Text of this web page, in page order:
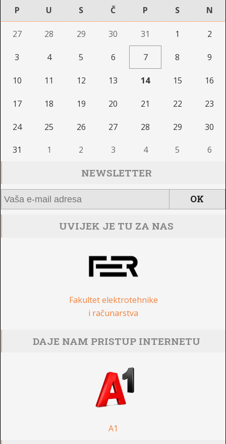
P U S Č P S N
27 28 29 30 31 1 2
3 4 5 6 7 8 9
10 11 12 13 14 15 16
17 18 19 20 21 22 23
24 25 26 27 28 29 30
31 1 2 3 4 5 6
NEWSLETTER
UVIJEK JE TU ZA NAS
Fakultet elektrotehnike
i računarstva
DAJE NAM PRISTUP INTERNETU
A1